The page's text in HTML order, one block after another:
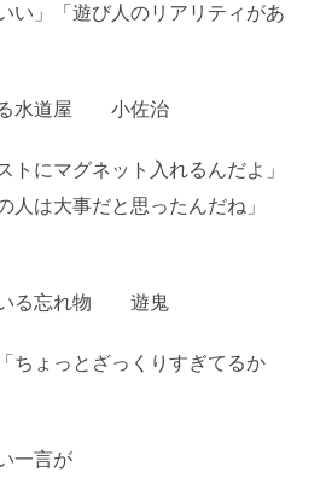
い」「遊び人のリアリティがあ
る水道屋 小佐治
トにマグネット入れるんだよ」
人は大事だと思ったんだね」
いる忘れ物 遊鬼
ちょっとざっくりすぎてるか
一言が